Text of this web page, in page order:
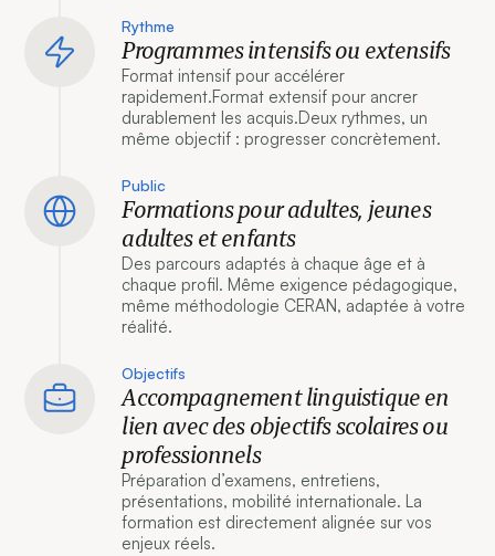
Rythme
Programmes intensifs ou extensifs
Format intensif pour accélérer
rapidement.Format extensif pour ancrer
durablement les acquis.Deux rythmes, un
même objectif : progresser concrètement.
Public
Formations pour adultes, jeunes
adultes et enfants
Des parcours adaptés à chaque âge et à
chaque profil. Même exigence pédagogique,
même méthodologie CERAN, adaptée à votre
réalité.
Objectifs
Accompagnement linguistique en
lien avec des objectifs scolaires ou
professionnels
Préparation d’examens, entretiens,
présentations, mobilité internationale. La
formation est directement alignée sur vos
enjeux réels.